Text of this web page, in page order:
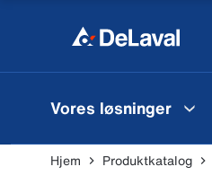
Vores løsninger
Hjem Produktkatalog